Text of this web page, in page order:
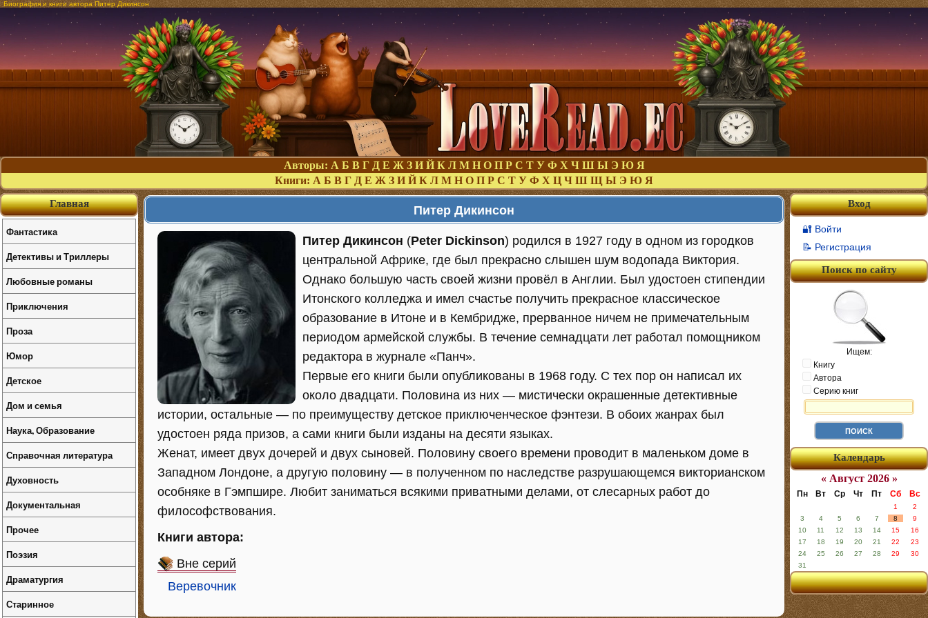
Биография и книги автора Питер Дикинсон
Авторы: А Б В Г Д Е Ж З И Й К Л М Н О П Р С Т У Ф Х Ч Ш Ы Э Ю Я
Книги: А Б В Г Д Е Ж З И Й К Л М Н О П Р С Т У Ф Х Ц Ч Ш Щ Ы Э Ю Я
Питер Дикинсон
Питер Дикинсон (Peter Dickinson) родился в 1927 году в одном из городков
центральной Африке, где был прекрасно слышен шум водопада Виктория.
Однако большую часть своей жизни провёл в Англии. Был удостоен стипендии
Итонского колледжа и имел счастье получить прекрасное классическое
образование в Итоне и в Кембридже, прерванное ничем не примечательным
периодом армейской службы. В течение семнадцати лет работал помощником
редактора в журнале «Панч».
Первые его книги были опубликованы в 1968 году. С тех пор он написал их
около двадцати. Половина из них — мистически окрашенные детективные
истории, остальные — по преимуществу детское приключенческое фэнтези. В обоих жанрах был
удостоен ряда призов, а сами книги были изданы на десяти языках.
Женат, имеет двух дочерей и двух сыновей. Половину своего времени проводит в маленьком доме в
Западном Лондоне, а другую половину — в полученном по наследстве разрушающемся викторианском
особняке в Гэмпшире. Любит заниматься всякими приватными делами, от слесарных работ до
философствования.
Книги автора:
Вне серий
Веревочник
Вход
🔐 Войти
📝 Регистрация
Поиск по сайту
Ищем:
Книгу
Автора
Серию книг
Календарь
« Август 2026 »
Пн Вт Ср Чт Пт Сб Вс
1
2
3
4 5 6 7 8
9
10
11 12 13 14 15
16
17
18 19 20 21 22
23
24
25 26 27 28 29
30
31
Главная
Фантастика
Детективы и Триллеры
Любовные романы
Приключения
Проза
Юмор
Детское
Дом и семья
Наука, Образование
Справочная литература
Духовность
Документальная
Прочее
Поэзия
Драматургия
Старинное